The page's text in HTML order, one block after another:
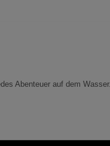
Abenteuer auf dem Wasser.